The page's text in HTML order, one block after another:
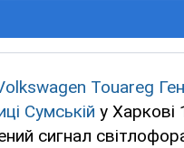
Touareg
Сумській у
сигнал